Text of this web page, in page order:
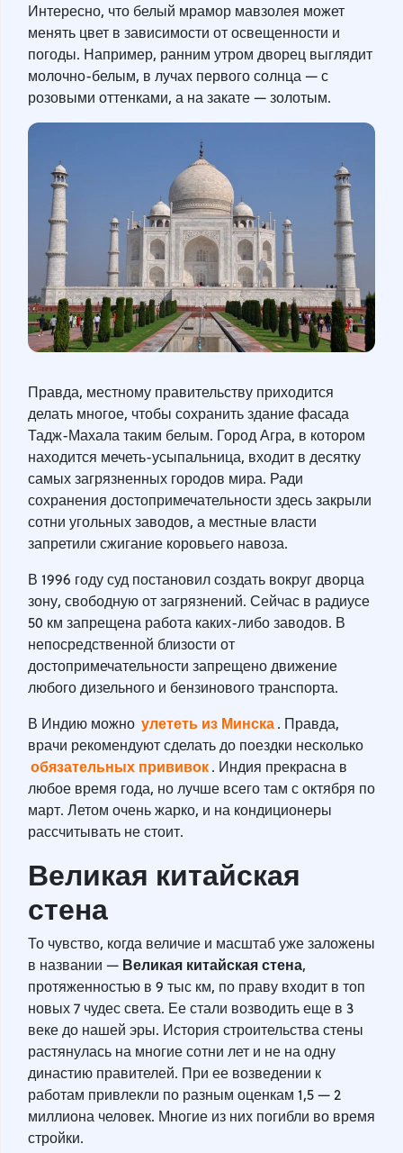
Интересно, что белый мрамор мавзолея может
менять цвет в зависимости от освещенности и
погоды. Например, ранним утром дворец выглядит
молочно-белым, в лучах первого солнца — с
розовыми оттенками, а на закате — золотым.
Правда, местному правительству приходится
делать многое, чтобы сохранить здание фасада
Тадж-Махала таким белым. Город Агра, в котором
находится мечеть-усыпальница, входит в десятку
самых загрязненных городов мира. Ради
сохранения достопримечательности здесь закрыли
сотни угольных заводов, а местные власти
запретили сжигание коровьего навоза.
В 1996 году суд постановил создать вокруг дворца
зону, свободную от загрязнений. Сейчас в радиусе
50 км запрещена работа каких-либо заводов. В
непосредственной близости от
достопримечательности запрещено движение
любого дизельного и бензинового транспорта.
В Индию можно улететь из Минска. Правда,
врачи рекомендуют сделать до поездки несколько
обязательных прививок. Индия прекрасна в
любое время года, но лучше всего там с октября по
март. Летом очень жарко, и на кондиционеры
рассчитывать не стоит.
Великая китайская
стена
То чувство, когда величие и масштаб уже заложены
в названии — Великая китайская стена,
протяженностью в 9 тыс км, по праву входит в топ
новых 7 чудес света. Ее стали возводить еще в 3
веке до нашей эры. История строительства стены
растянулась на многие сотни лет и не на одну
династию правителей. При ее возведении к
работам привлекли по разным оценкам 1,5 — 2
миллиона человек. Многие из них погибли во время
стройки.